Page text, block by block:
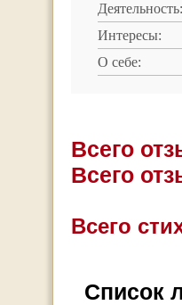
Деятельность:
Интересы:
О себе:
Всего
Всего
Всего
Список